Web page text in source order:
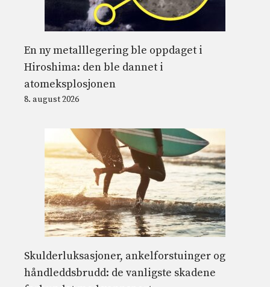
En ny metalllegering ble oppdaget i
Hiroshima: den ble dannet i
atomeksplosjonen
8. august 2026
Skulderluksasjoner, ankelforstuinger og
håndleddsbrudd: de vanligste skadene